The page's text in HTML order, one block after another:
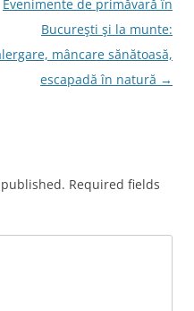
Evenimente de primăvară în
Bucureşti şi la munte:
mâncare sănătoasă,
escapadă în natură →
Required fields